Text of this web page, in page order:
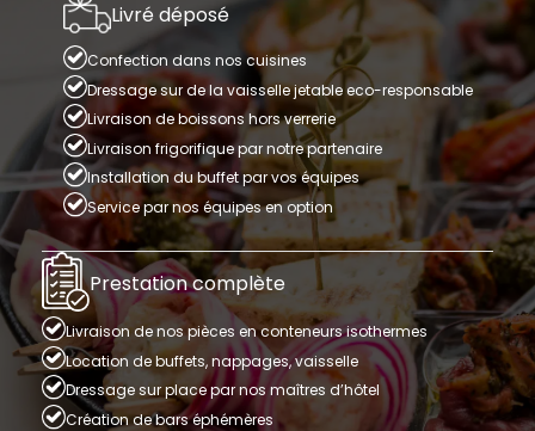
Livré déposé
Confection dans nos cuisines
Dressage sur de la vaisselle jetable eco-responsable
Livraison de boissons hors verrerie
Livraison frigorifique par notre partenaire
Installation du buffet par vos équipes
Service par nos équipes en option
Prestation complète
Livraison de nos pièces en conteneurs isothermes
Location de buffets, nappages, vaisselle
Dressage sur place par nos maîtres d’hôtel
Création de bars éphémères